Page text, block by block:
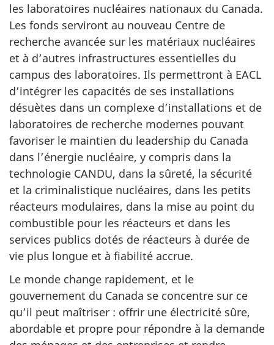
les laboratoires nucléaires nationaux du Canada.
Les fonds serviront au nouveau Centre de
recherche avancée sur les matériaux nucléaires
et à d’autres infrastructures essentielles du
campus des laboratoires. Ils permettront à EACL
d’intégrer les capacités de ses installations
désuètes dans un complexe d’installations et de
laboratoires de recherche modernes pouvant
favoriser le maintien du leadership du Canada
dans l’énergie nucléaire, y compris dans la
technologie CANDU, dans la sûreté, la sécurité
et la criminalistique nucléaires, dans les petits
réacteurs modulaires, dans la mise au point du
combustible pour les réacteurs et dans les
services publics dotés de réacteurs à durée de
vie plus longue et à fiabilité accrue.
Le monde change rapidement, et le
gouvernement du Canada se concentre sur ce
qu’il peut maîtriser : offrir une électricité sûre,
abordable et propre pour répondre à la demande